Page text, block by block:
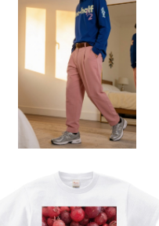
tシャツ UVカット アウトドア オ
ーバーサイズ ロンT United At
hle 4.7oz ドライシルキータッ
チ 長袖 オリジナル デザイン ア
メリカン バイク カジュアル コー
デ インナー トップス アンダー
ウェア カットソー 洗い替え 人気
定番 重ね着 saritikari シンプ
ル one-harf
¥8,800